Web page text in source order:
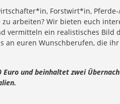
Forstwirt*in,
arbeiten? Wir bieten euch
vermitteln ein realistisches Bild
an euren Wunschberufen, die
und beinhaltet zwei